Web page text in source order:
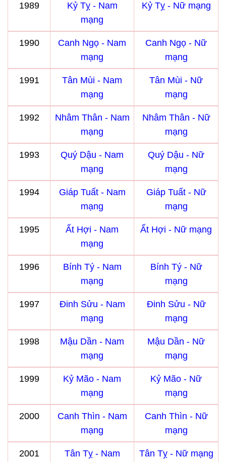
1989
Kỷ Tỵ - Nam
mạng
Kỷ Tỵ - Nữ mạng
1990
Canh Ngọ - Nam
mạng
Canh Ngọ - Nữ
mạng
1991
Tân Mùi - Nam
mạng
Tân Mùi - Nữ
mạng
1992
Nhâm Thân - Nam
mạng
Nhâm Thân - Nữ
mạng
1993
Quý Dậu - Nam
mạng
Quý Dậu - Nữ
mạng
1994
Giáp Tuất - Nam
mạng
Giáp Tuất - Nữ
mạng
1995
Ất Hợi - Nam
mạng
Ất Hợi - Nữ mạng
1996
Bính Tý - Nam
mạng
Bính Tý - Nữ
mạng
1997
Đinh Sửu - Nam
mạng
Đinh Sửu - Nữ
mạng
1998
Mậu Dần - Nam
mạng
Mậu Dần - Nữ
mạng
1999
Kỷ Mão - Nam
mạng
Kỷ Mão - Nữ
mạng
2000
Canh Thìn - Nam
mạng
Canh Thìn - Nữ
mạng
2001
Tân Tỵ - Nam
Tân Tỵ - Nữ mạng